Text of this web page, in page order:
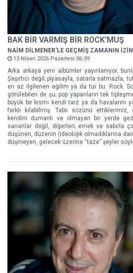
BAK BİR VARMIŞ BİR ROCK'MUŞ
NAİM DİLMENER'LE GEÇMİŞ ZAMANIN
13 Nisan 2026 Pazartesi 06:39
Arka arkaya yeni albümler yayınlanıyor;
Şaşırtıcı değil; piyasayla, satarla satmazla,
en az ilgilenen eğilim ya da tür bu: Rock.
görülebilen de şu; pop yapanların tek
büyük bir kısmı kendi tarz ya da havalarını
farklı kılabilmiş. Tabii sözünü ettiklerimiz,
kendini dumanlı ve olmayan bir yerde
sananlar değil, diğerleri; emek ve sabırla
düşünen, düzenin (ideolojik olmadıklarına
düşmeyen, gelecek üzerine “taze” şeyler